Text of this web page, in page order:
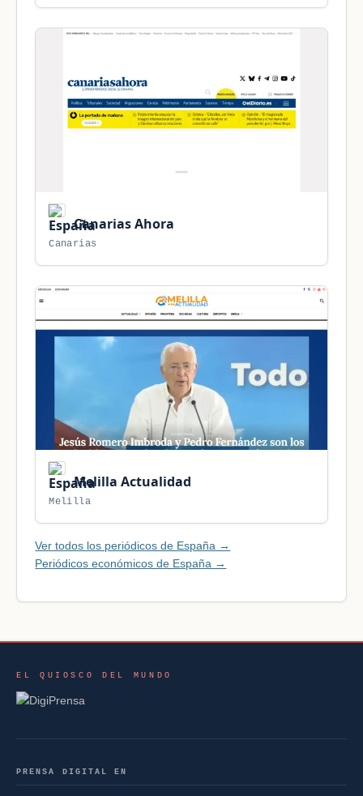
Canarias Ahora
Canarias
Melilla Actualidad
Melilla
Ver todos los periódicos de España →
Periódicos económicos de España →
EL QUIOSCO DEL MUNDO
PRENSA DIGITAL EN